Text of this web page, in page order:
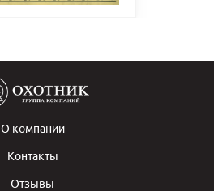
О компании
Контакты
Отзывы